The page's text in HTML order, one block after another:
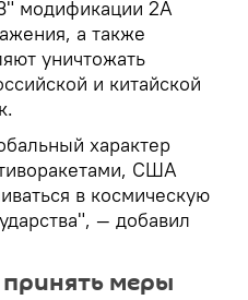
модификации 2А
а также
уничтожать
и китайской
характер
США
в космическую
— добавил
меры